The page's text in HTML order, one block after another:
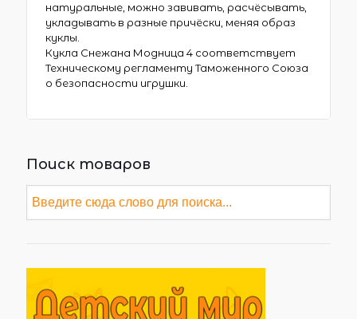
натуральные, можно завивать, расчёсывать,
укладывать в разные причёски, меняя образ
куклы.
Кукла Снежана Модница 4 соответствует
Техническому регламенту Таможенного Союза
о безопасности игрушки.
Поиск товаров